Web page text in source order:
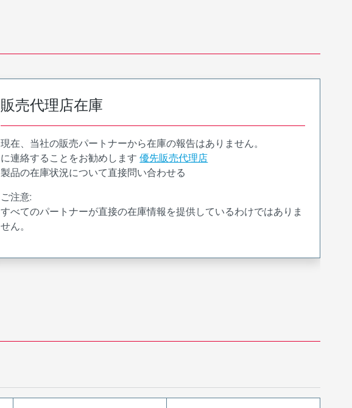
販売代理店在庫
現在、当社の販売パートナーから在庫の報告はありません。
に連絡することをお勧めします 優先販売代理店
製品の在庫状況について直接問い合わせる
ご注意:
すべてのパートナーが直接の在庫情報を提供しているわけではありま
せん。